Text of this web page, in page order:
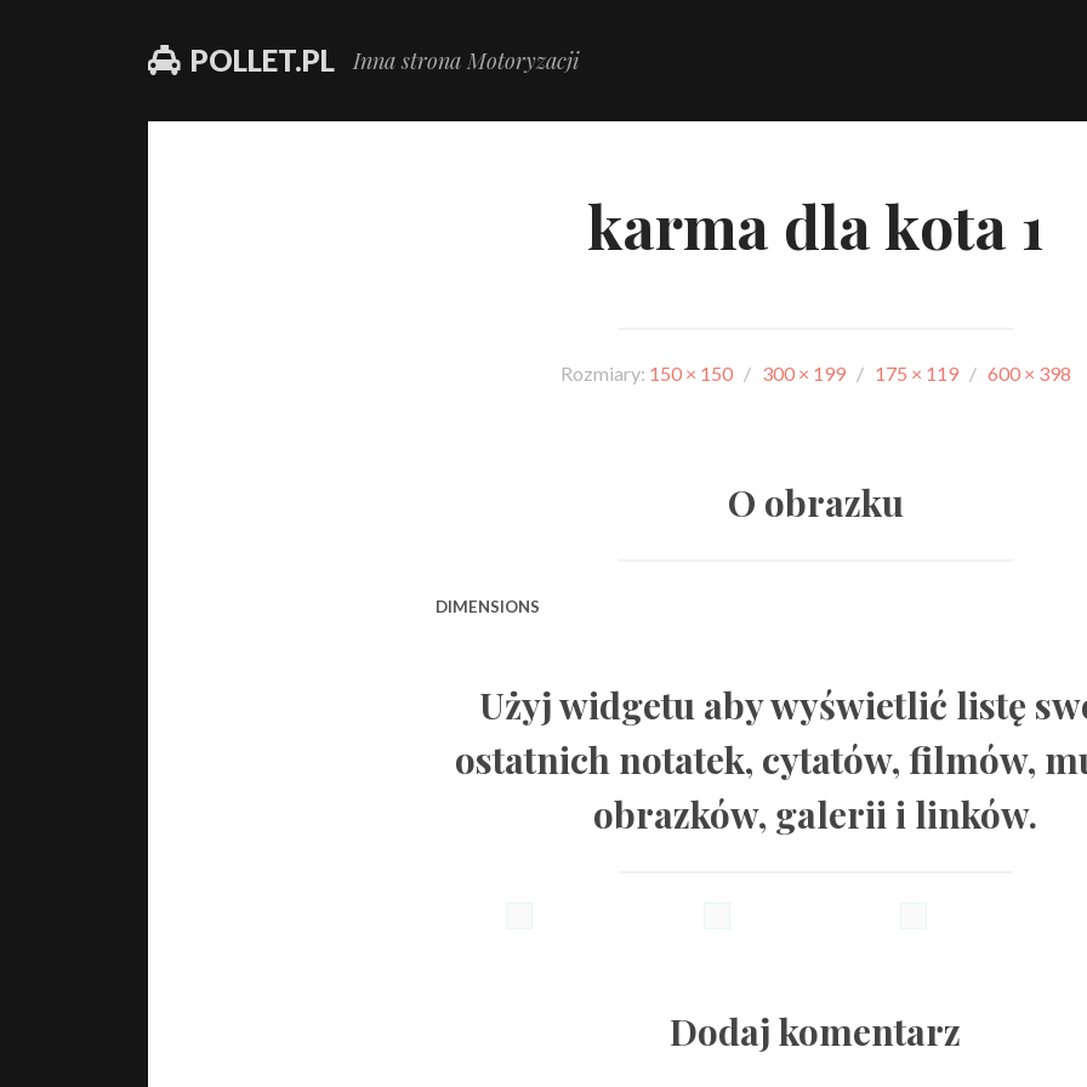
POLLET.PL Inna strona Motoryzacji
karma dla kota 1
Rozmiary: 150 × 150 / 300 × 199 / 175 × 119 / 600 × 398
O obrazku
DIMENSIONS
Użyj widgetu aby wyświetlić listę
ostatnich notatek, cytatów, filmów,
obrazków, galerii i linków.
Dodaj komentarz